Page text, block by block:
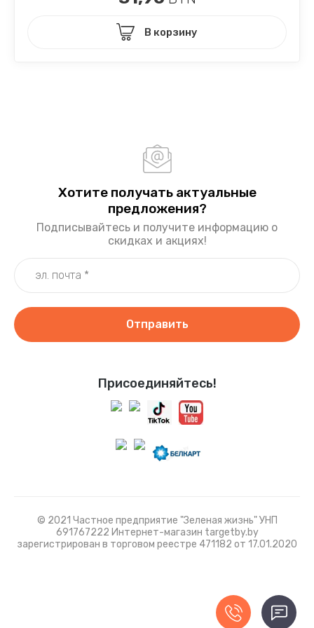
В корзину
Присоединяйтесь!
Хотите получать актуальные
предложения?
Подписывайтесь и получите информацию о
скидках и акциях!
Отправить
© 2021 Частное предприятие "Зеленая жизнь" УНП
691767222 Интернет-магазин targetby.by
зарегистрирован в торговом реестре 471182 от 17.01.2020